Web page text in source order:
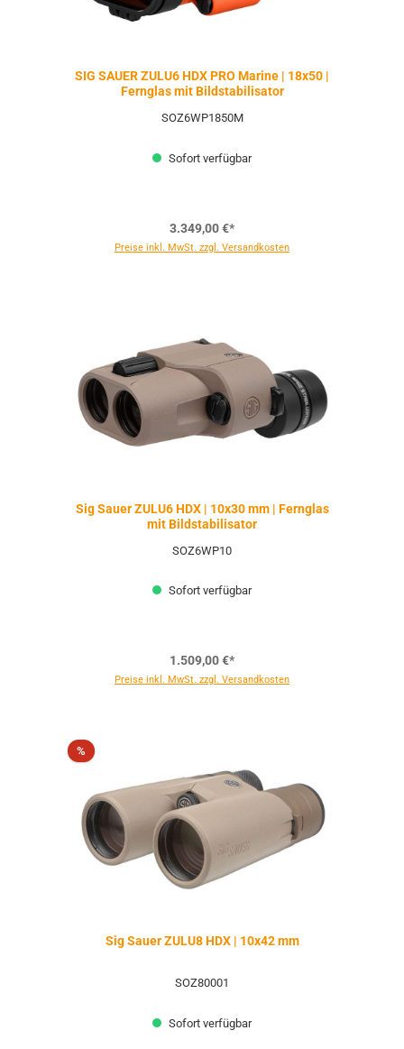
SIG SAUER ZULU6 HDX PRO Marine | 18x50 |
Fernglas mit Bildstabilisator
SOZ6WP1850M
Sofort verfügbar
3.349,00 €*
Preise inkl. MwSt. zzgl. Versandkosten
Sig Sauer ZULU6 HDX | 10x30 mm | Fernglas
mit Bildstabilisator
SOZ6WP10
Sofort verfügbar
1.509,00 €*
Preise inkl. MwSt. zzgl. Versandkosten
%Rabatt
Sig Sauer ZULU8 HDX | 10x42 mm
SOZ80001
Sofort verfügbar